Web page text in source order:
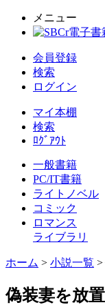
メニュー
会員登録
検索
ログイン
マイ本棚
検索
ﾛｸﾞｱｳﾄ
一般書籍
PC/IT書籍
ライトノベル
コミック
ロマンス
ライブラリ
ホーム > 小説一覧 >
偽装妻を放